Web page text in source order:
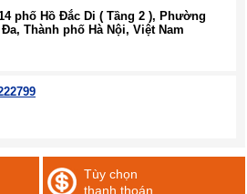
phố Hồ Đắc Di ( Tầng 2 ), Phường
Thành phố Hà Nội, Việt Nam
Tùy chọn
thanh thoán